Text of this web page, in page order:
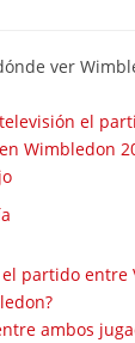
ver
el
Wimbledon
partido entre
ambos